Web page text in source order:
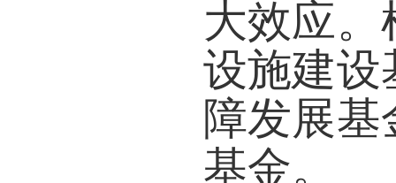
大效应
设施建设
障发展
基金。